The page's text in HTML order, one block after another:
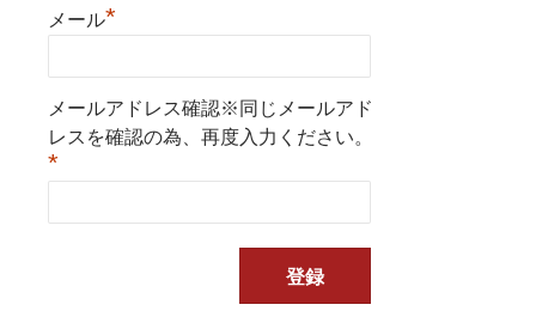
メール*
メールアドレス確認※同じメールアド
レスを確認の為、再度入力ください。
*